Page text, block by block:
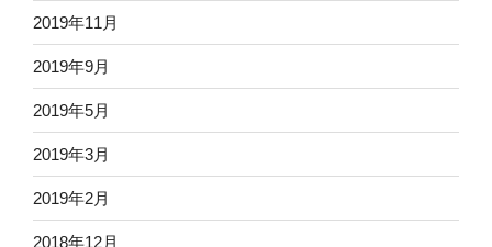
2019年11月
2019年9月
2019年5月
2019年3月
2019年2月
2018年12月